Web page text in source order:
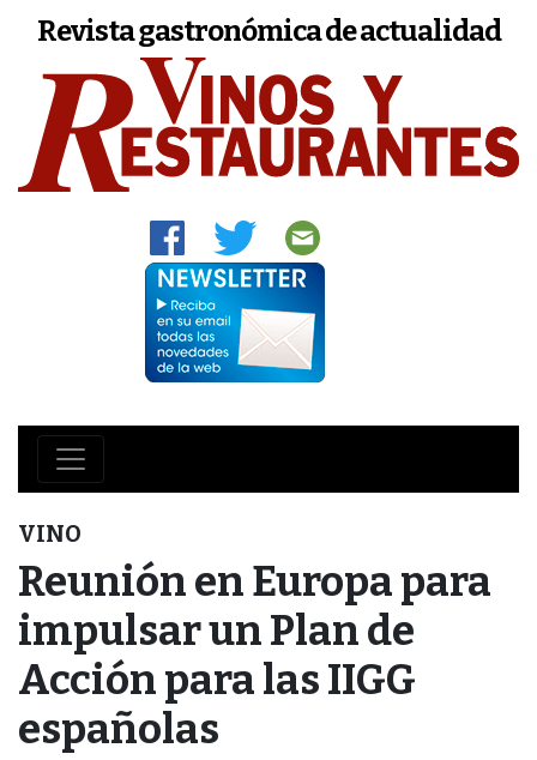
Revista gastronómica de actualidad
VINO
Reunión en Europa para
impulsar un Plan de
Acción para las IIGG
españolas